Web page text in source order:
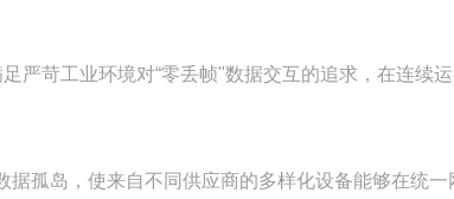
严苛工业环境对“零丢帧"数据交互的追求，在连续
孤岛，使来自不同供应商的多样化设备能够在统一